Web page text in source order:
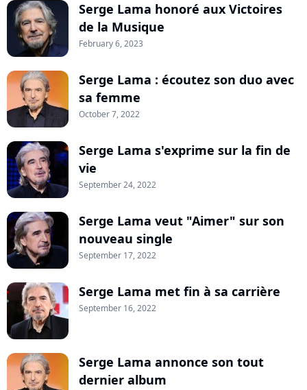
Serge Lama honoré aux Victoires
de la Musique
February 6, 2023
Serge Lama : écoutez son duo avec
sa femme
October 7, 2022
Serge Lama s'exprime sur la fin de
vie
September 24, 2022
Serge Lama veut "Aimer" sur son
nouveau single
September 17, 2022
Serge Lama met fin à sa carrière
September 16, 2022
Serge Lama annonce son tout
dernier album